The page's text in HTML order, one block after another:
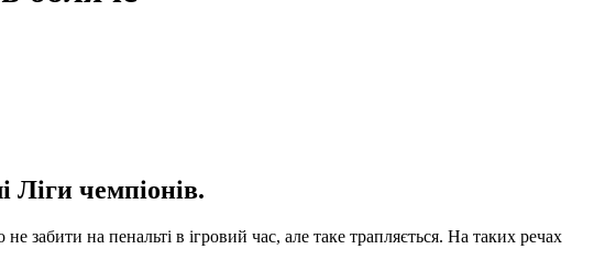
чемпіонів.
забити на пенальті в ігровий час, але таке трапляється. На таких речах